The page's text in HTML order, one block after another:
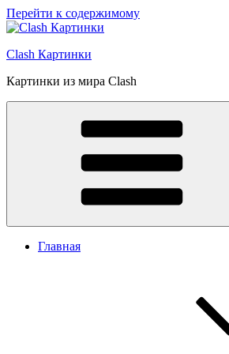
Перейти к содержимому
Clash Картинки
Картинки из мира Clash
Главная